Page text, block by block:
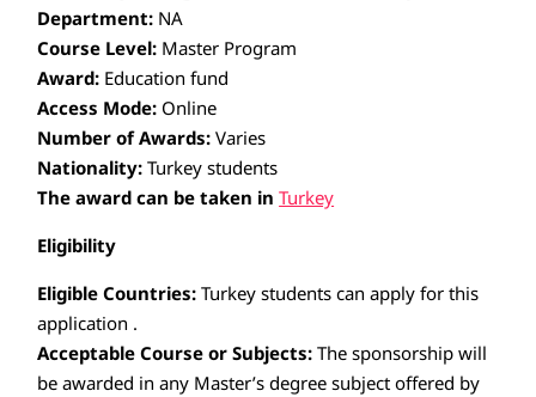
Department: NA
Course Level: Master Program
Award: Education fund
Access Mode: Online
Number of Awards: Varies
Nationality: Turkey students
The award can be taken in Turkey
Eligibility
Eligible Countries: Turkey students can apply for this
application .
Acceptable Course or Subjects: The sponsorship will
be awarded in any Master’s degree subject offered by